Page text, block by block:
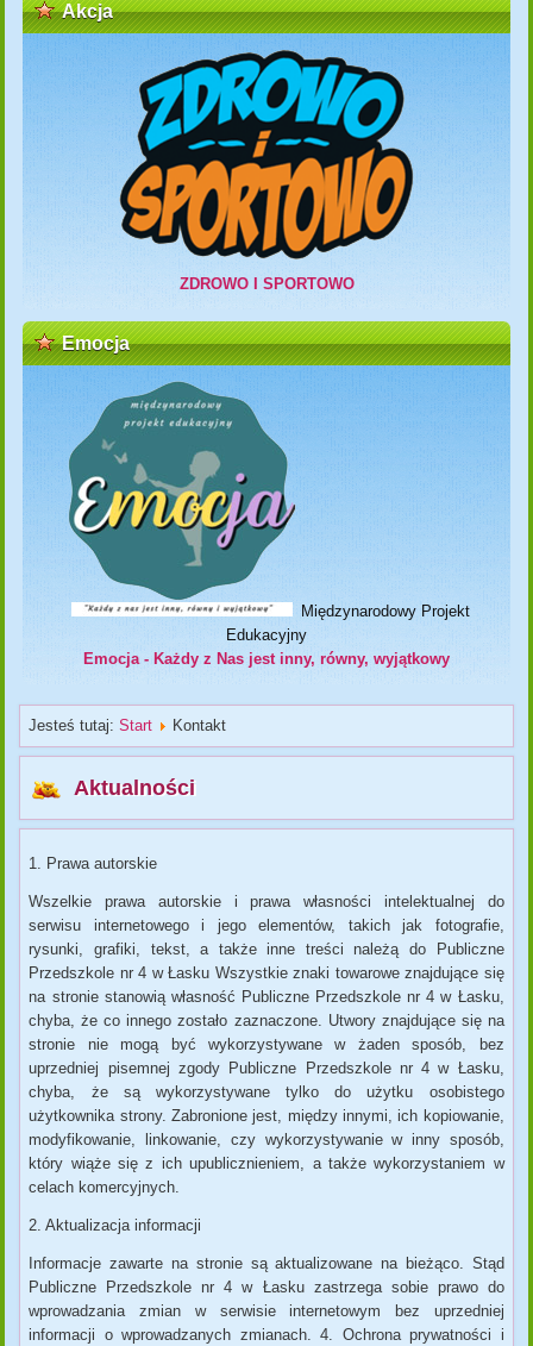
Akcja
ZDROWO I SPORTOWO
Emocja
Międzynarodowy Projekt
Edukacyjny
Emocja - Każdy z Nas jest inny, równy, wyjątkowy
Jesteś tutaj:Start Kontakt
Aktualności
1. Prawa autorskie
Wszelkie prawa autorskie i prawa własności intelektualnej do
serwisu internetowego i jego elementów, takich jak fotografie,
rysunki, grafiki, tekst, a także inne treści należą do Publiczne
Przedszkole nr 4 w Łasku Wszystkie znaki towarowe znajdujące się
na stronie stanowią własność Publiczne Przedszkole nr 4 w Łasku,
chyba, że co innego zostało zaznaczone. Utwory znajdujące się na
stronie nie mogą być wykorzystywane w żaden sposób, bez
uprzedniej pisemnej zgody Publiczne Przedszkole nr 4 w Łasku,
chyba, że są wykorzystywane tylko do użytku osobistego
użytkownika strony. Zabronione jest, między innymi, ich kopiowanie,
modyfikowanie, linkowanie, czy wykorzystywanie w inny sposób,
który wiąże się z ich upublicznieniem, a także wykorzystaniem w
celach komercyjnych.
2. Aktualizacja informacji
Informacje zawarte na stronie są aktualizowane na bieżąco. Stąd
Publiczne Przedszkole nr 4 w Łasku zastrzega sobie prawo do
wprowadzania zmian w serwisie internetowym bez uprzedniej
informacji o wprowadzanych zmianach. 4. Ochrona prywatności i